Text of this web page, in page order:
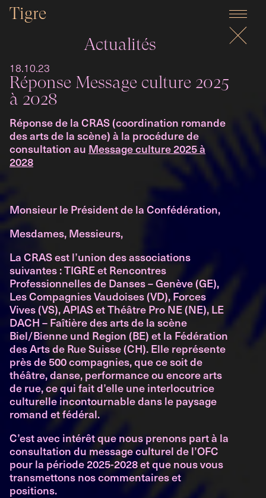
Tigre
Actualités
18.10.23
Réponse Message culture 2025
à 2028
Réponse de la CRAS (coordination romande
des arts de la scène) à la procédure de
consultation au Message culture 2025 à
2028
Monsieur le Président de la Confédération,
Mesdames, Messieurs,
La CRAS est l’union des associations
suivantes : TIGRE et Rencontres
Professionnelles de Danses – Genève (GE),
Les Compagnies Vaudoises (VD), Forces
Vives (VS), APIAS et Théâtre Pro NE (NE), LE
DACH – Faîtière des arts de la scène
Biel/Bienne und Region (BE) et la Fédération
des Arts de Rue Suisse (CH). Elle représente
près de 500 compagnies, que ce soit de
théâtre, danse, performance ou encore arts
de rue, ce qui fait d’elle une interlocutrice
culturelle incontournable dans le paysage
romand et fédéral.
C’est avec intérêt que nous prenons part à la
consultation du message culturel de l’OFC
pour la période 2025-2028 et que nous vous
transmettons nos commentaires et
positions.